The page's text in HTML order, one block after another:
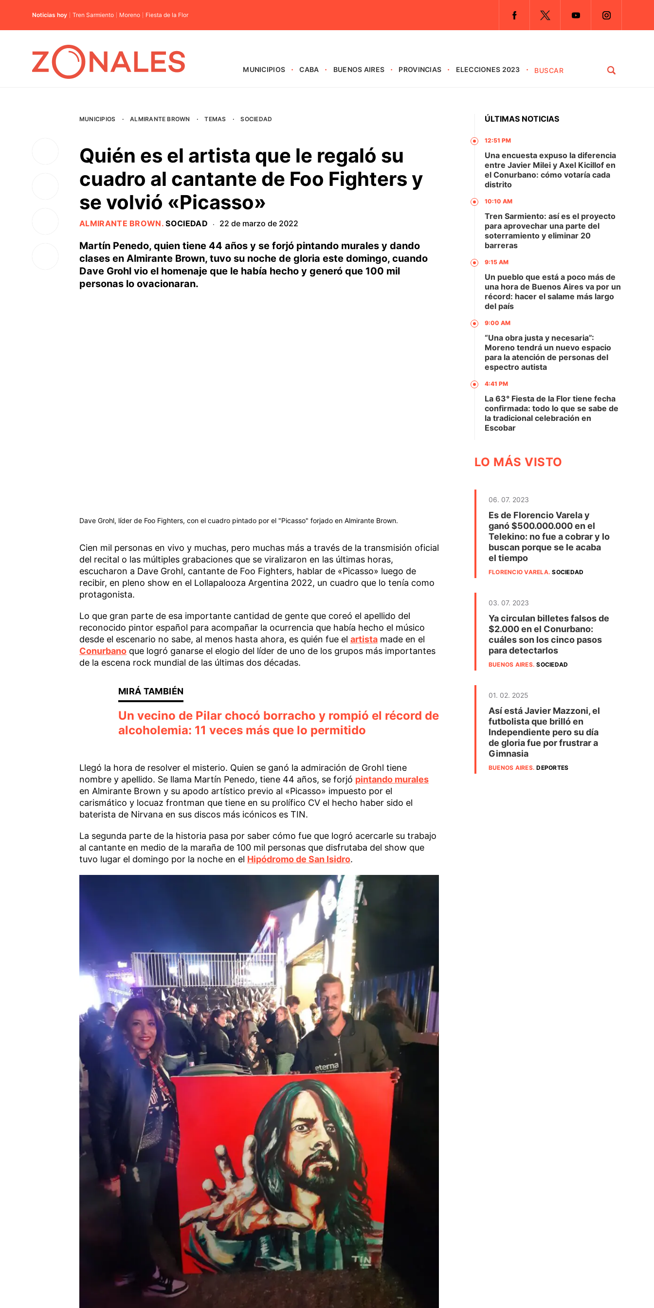
Noticias hoy Tren Sarmiento Moreno Fiesta de la Flor
MUNICIPIOS CABA BUENOS AIRES PROVINCIAS ELECCIONES 2023
MUNICIPIOS · ALMIRANTE BROWN · TEMAS · SOCIEDAD
Quién es el artista que le regaló su
cuadro al cantante de Foo Fighters y
se volvió «Picasso»
ALMIRANTE BROWN.SOCIEDAD · 22 de marzo de 2022
Martín Penedo, quien tiene 44 años y se forjó pintando murales y dando
clases en Almirante Brown, tuvo su noche de gloria este domingo, cuando
Dave Grohl vio el homenaje que le había hecho y generó que 100 mil
personas lo ovacionaran.
Dave Grohl, líder de Foo Fighters, con el cuadro pintado por el "Picasso" forjado en Almirante Brown.
Cien mil personas en vivo y muchas, pero muchas más a través de la transmisión oficial
del recital o las múltiples grabaciones que se viralizaron en las últimas horas,
escucharon a Dave Grohl, cantante de Foo Fighters, hablar de «Picasso» luego de
recibir, en pleno show en el Lollapalooza Argentina 2022, un cuadro que lo tenía como
protagonista.
Lo que gran parte de esa importante cantidad de gente que coreó el apellido del
reconocido pintor español para acompañar la ocurrencia que había hecho el músico
desde el escenario no sabe, al menos hasta ahora, es quién fue el artistamade en el
Conurbanoque logró ganarse el elogio del líder de uno de los grupos más importantes
de la escena rock mundial de las últimas dos décadas.
Un vecino de Pilar chocó borracho y rompió el récord de
alcoholemia: 11 veces más que lo permitido
Llegó la hora de resolver el misterio. Quien se ganó la admiración de Grohl tiene
nombre y apellido. Se llama Martín Penedo, tiene 44 años, se forjó pintando murales
en Almirante Brown y su apodo artístico previo al «Picasso» impuesto por el
carismático y locuaz frontman que tiene en su prolífico CV el hecho haber sido el
baterista de Nirvana en sus discos más icónicos es TIN.
La segunda parte de la historia pasa por saber cómo fue que logró acercarle su trabajo
al cantante en medio de la maraña de 100 mil personas que disfrutaba del show que
tuvo lugar el domingo por la noche en el Hipódromo de San Isidro.
ÚLTIMAS NOTICIAS
12:51 PM
Una encuesta expuso la diferencia
entre Javier Milei y Axel Kicillof en
el Conurbano: cómo votaría cada
distrito
10:10 AM
Tren Sarmiento: así es el proyecto
para aprovechar una parte del
soterramiento y eliminar 20
barreras
9:15 AM
Un pueblo que está a poco más de
una hora de Buenos Aires va por un
récord: hacer el salame más largo
del país
9:00 AM
“Una obra justa y necesaria”:
Moreno tendrá un nuevo espacio
para la atención de personas del
espectro autista
4:41 PM
La 63° Fiesta de la Flor tiene fecha
confirmada: todo lo que se sabe de
la tradicional celebración en
Escobar
LO MÁS VISTO
06. 07. 2023
Es de Florencio Varela y
ganó $500.000.000 en el
Telekino: no fue a cobrar y lo
buscan porque se le acaba
el tiempo
FLORENCIO VARELA.SOCIEDAD
03. 07. 2023
Ya circulan billetes falsos de
$2.000 en el Conurbano:
cuáles son los cinco pasos
para detectarlos
BUENOS AIRES.SOCIEDAD
01. 02. 2025
Así está Javier Mazzoni, el
futbolista que brilló en
Independiente pero su día
de gloria fue por frustrar a
Gimnasia
BUENOS AIRES.DEPORTES